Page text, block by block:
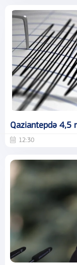
Qaziantepdə 4,5
12:30